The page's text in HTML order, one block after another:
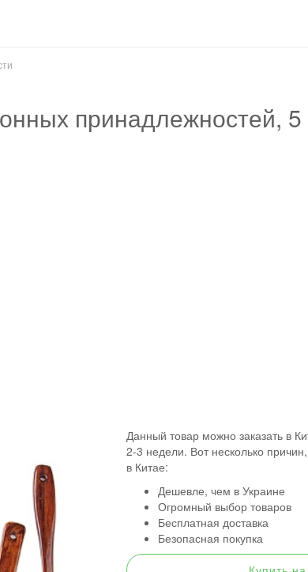
принадлежностей, 5
Данный товар можно заказать в
2-3 недели. Вот несколько
в Китае:
Дешевле, чем в Украине
Огромный выбор товаров
Бесплатная доставка
Безопасная покупка